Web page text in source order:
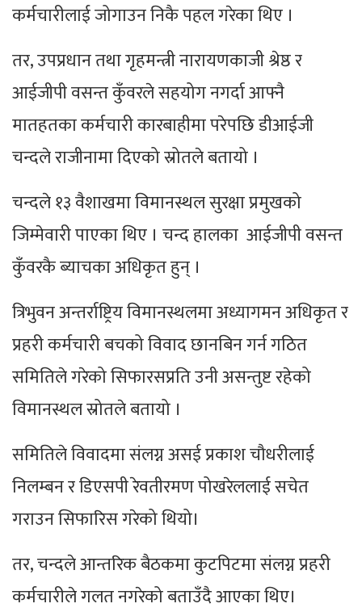
कर्मचारीलाई जोगाउन निकै पहल गरेका थिए ।
तर, उपप्रधान तथा गृहमन्त्री नारायणकाजी श्रेष्ठ र
आईजीपी वसन्त कुँवरले सहयोग नगर्दा आफ्नै
मातहतका कर्मचारी कारबाहीमा परेपछि डीआईजी
चन्दले राजीनामा दिएको स्रोतले बतायो ।
चन्दले १३ वैशाखमा विमानस्थल सुरक्षा प्रमुखको
जिम्मेवारी पाएका थिए । चन्द हालका आईजीपी वसन्त
कुँवरकै ब्याचका अधिकृत हुन् ।
त्रिभुवन अन्तर्राष्ट्रिय विमानस्थलमा अध्यागमन अधिकृत र
प्रहरी कर्मचारी बचको विवाद छानबिन गर्न गठित
समितिले गरेको सिफारसप्रति उनी असन्तुष्ट रहेको
विमानस्थल स्रोतले बतायो ।
समितिले विवादमा संलग्न असई प्रकाश चौधरीलाई
निलम्बन र डिएसपी रेवतीरमण पोखरेललाई सचेत
गराउन सिफारिस गरेको थियो।
तर, चन्दले आन्तरिक बैठकमा कुटपिटमा संलग्न प्रहरी
कर्मचारीले गलत नगरेको बताउँदै आएका थिए।